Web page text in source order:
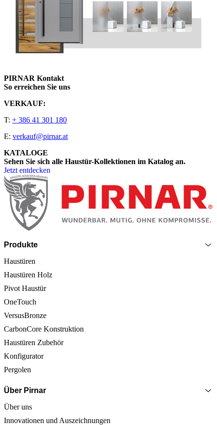
PIRNAR Kontakt
So erreichen Sie uns
VERKAUF:
T: + 386 41 301 180
E: verkauf@pirnar.at
KATALOGE
Sehen Sie sich alle Haustür-Kollektionen im Katalog an.
Jetzt entdecken
Seitenfooter
Produkte
Haustüren
Haustüren Holz
Pivot Haustür
OneTouch
VersusBronze
CarbonCore Konstruktion
Haustüren Zubehör
Konfigurator
Pergolen
Über Pirnar
Über uns
Innovationen und Auszeichnungen